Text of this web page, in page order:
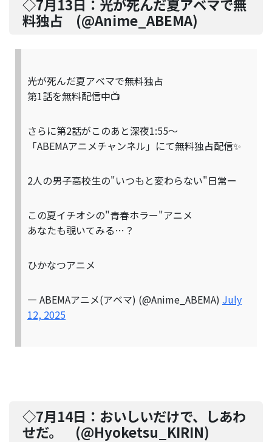
◇7月13日： 光が死んだ夏アベマで無
料独占 (@Anime_ABEMA)
光が死んだ夏アベマで無料独占
第1話を無料配信中📺
さらに第2話がこのあと深夜1:55〜
「ABEMAアニメチャンネル」にて無料独占配信✨
2人の男子高校生の"いつもと変わらない"日常ー
この夏イチオシの"青春ホラー"アニメ
あなたも覗いてみる…？
ひかなつアニメ
— ABEMAアニメ(アベマ) (@Anime_ABEMA) July
12, 2025
◇7月14日： おいしいだけで、しあわ
せだ。
(@Hyoketsu_KIRIN)